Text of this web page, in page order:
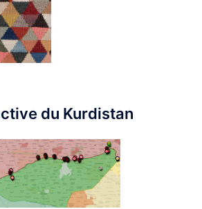
du Kurdistan